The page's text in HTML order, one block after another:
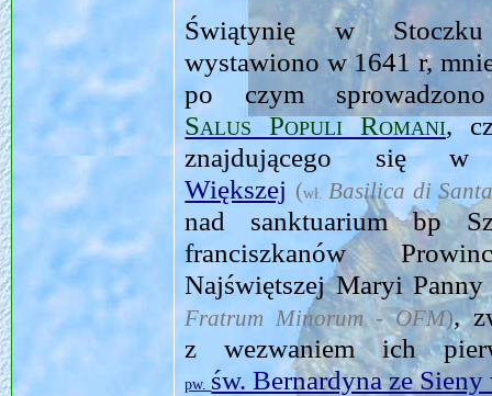
Świątynię w
wystawiono w 1641 r,
po czym
Salus Populi Romani,
znajdującego się
Większej (wł. Basilica di
nad sanktuarium bp
franciszkanów
Najświętszej Maryi
Fratrum Minorum - OFM),
z wezwaniem ich
pw. św. Bernardyna ze